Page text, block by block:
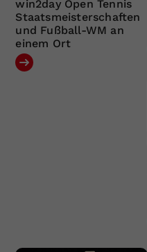
win2day Open Tennis
Staatsmeisterschaften
und Fußball-WM an
einem Ort